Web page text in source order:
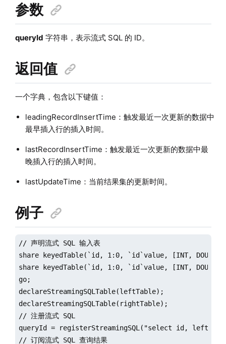
参数
queryId 字符串，表示流式 SQL 的 ID。
返回值
一个字典，包含以下键值：
leadingRecordInsertTime：触发最近一次更新的数据中
最早插入行的插入时间。
lastRecordInsertTime：触发最近一次更新的数据中最
晚插入行的插入时间。
lastUpdateTime：当前结果集的更新时间。
例子
// 声明流式 SQL 输入表
share keyedTable(`id, 1:0, `id`value, [INT,
share keyedTable(`id, 1:0, `id`value, [INT,
go;
declareStreamingSQLTable(leftTable);
declareStreamingSQLTable(rightTable);
// 注册流式 SQL
queryId = registerStreamingSQL("select id,
// 订阅流式 SQL 查询结果